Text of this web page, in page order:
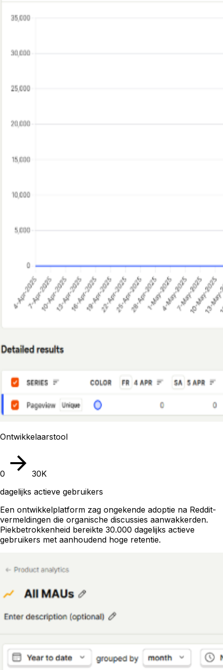
Ontwikkelaarstool
0
30K
dagelijks actieve gebruikers
Een ontwikkelplatform zag ongekende adoptie na Reddit-
vermeldingen die organische discussies aanwakkerden.
Piekbetrokkenheid bereikte 30.000 dagelijks actieve
gebruikers met aanhoudend hoge retentie.